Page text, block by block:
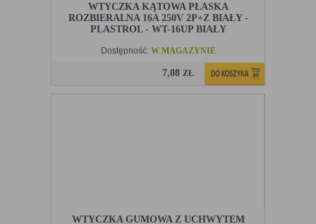
WTYCZKA KĄTOWA PŁASKA
ROZBIERALNA 16A 250V 2P+Z BIAŁY -
PLASTROL - WT-16UP BIAŁY
Dostępność: W MAGAZYNIE
7,08 ZŁ
WTYCZKA GUMOWA Z UCHWYTEM